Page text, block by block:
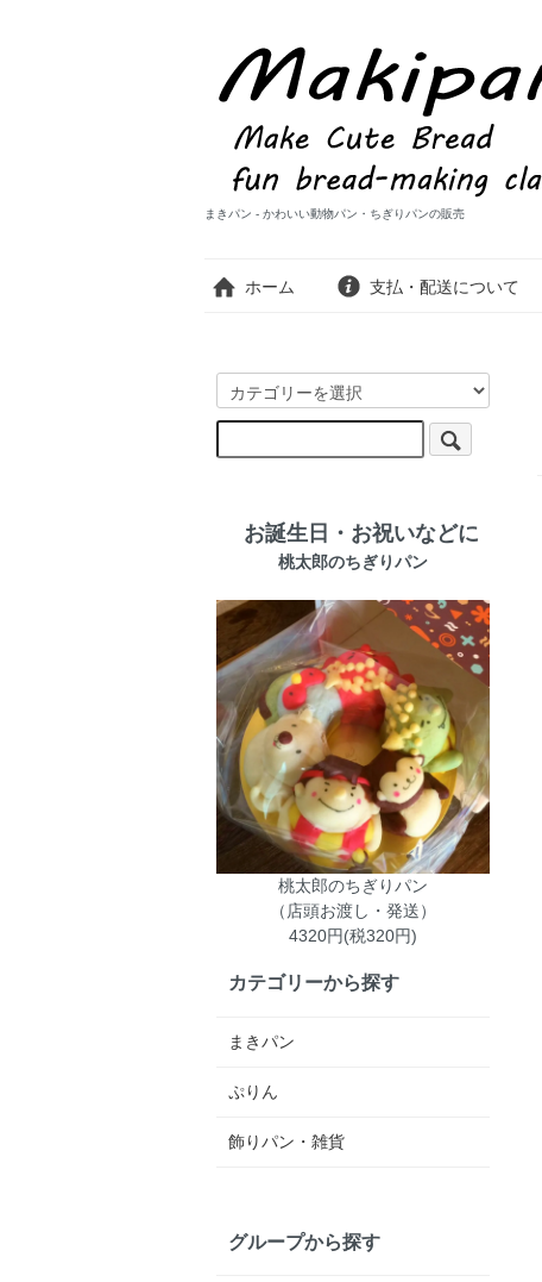
まきパン - かわいい動物パン・ちぎりパンの販売
ホーム 支払・配送について
お誕生日・お祝いなどに
桃太郎のちぎりパン
桃太郎のちぎりパン
（店頭お渡し・発送）
4320円(税320円)
カテゴリーから探す
まきパン
ぷりん
飾りパン・雑貨
グループから探す